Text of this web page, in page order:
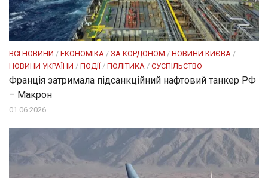
ВСІ НОВИНИ / ЕКОНОМІКА / ЗА КОРДОНОМ / НОВИНИ КИЄВА /
НОВИНИ УКРАЇНИ / ПОДІЇ / ПОЛІТИКА / СУСПІЛЬСТВО
Франція затримала підсанкційний нафтовий танкер РФ
– Макрон
01.06.2026